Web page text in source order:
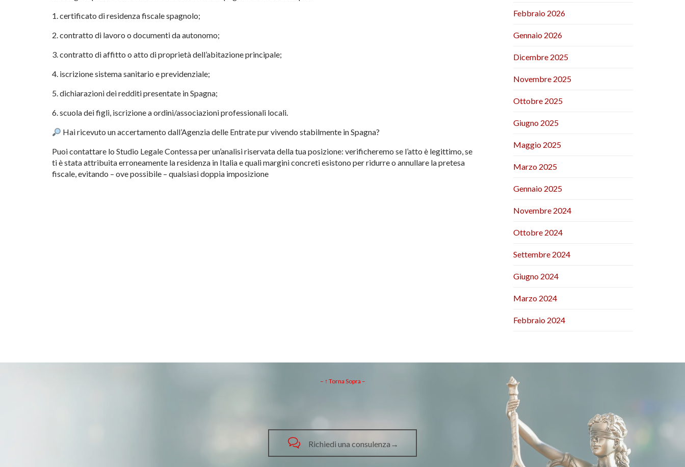
1. certificato di residenza fiscale spagnolo;
2. contratto di lavoro o documenti da autonomo;
3. contratto di affitto o atto di proprietà dell’abitazione principale;
4. iscrizione sistema sanitario e previdenziale;
5. dichiarazioni dei redditi presentate in Spagna;
6. scuola dei figli, iscrizione a ordini/associazioni professionali locali.
Hai ricevuto un accertamento dall’Agenzia delle Entrate pur vivendo stabilmente in Spagna?
Puoi contattare lo Studio Legale Contessa per un’analisi riservata della tua posizione: verificheremo se l’atto è legittimo, se
ti è stata attribuita erroneamente la residenza in Italia e quali margini concreti esistono per ridurre o annullare la pretesa
fiscale, evitando – ove possibile – qualsiasi doppia imposizione
Febbraio 2026
Gennaio 2026
Dicembre 2025
Novembre 2025
Ottobre 2025
Giugno 2025
Maggio 2025
Marzo 2025
Gennaio 2025
Novembre 2024
Ottobre 2024
Settembre 2024
Giugno 2024
Marzo 2024
Febbraio 2024
– ↑ Torna Sopra –
 Richiedi una consulenza→